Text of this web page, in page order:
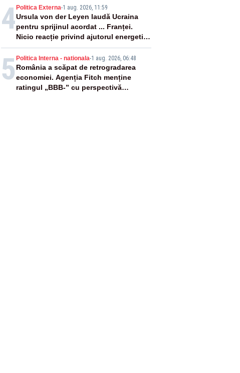
4 Politica Externa-1 aug. 2026, 11:59
Ursula von der Leyen laudă Ucraina
pentru sprijinul acordat ... Franței.
Nicio reacție privind ajutorul energetic
promis României
5 Politica Interna - nationala-1 aug. 2026, 06:48
România a scăpat de retrogradarea
economiei. Agenția Fitch menține
ratingul „BBB-” cu perspectivă